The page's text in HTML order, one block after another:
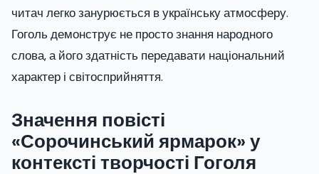
читач легко занурюється в українську атмосферу.
Гоголь демонструє не просто знання народного
слова, а його здатність передавати національний
характер і світосприйняття.
Значення повісті
«Сорочинський ярмарок» у
контексті творчості Гоголя